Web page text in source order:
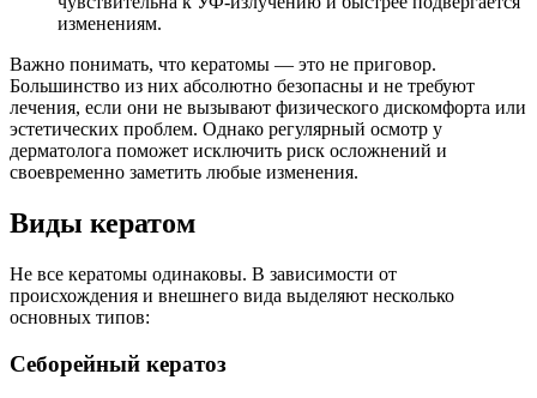
изменениям.
Важно понимать, что кератомы — это не приговор.
Большинство из них абсолютно безопасны и не требуют
лечения, если они не вызывают физического дискомфорта или
эстетических проблем. Однако регулярный осмотр у
дерматолога поможет исключить риск осложнений и
своевременно заметить любые изменения.
Виды кератом
Не все кератомы одинаковы. В зависимости от
происхождения и внешнего вида выделяют несколько
основных типов:
Себорейный кератоз